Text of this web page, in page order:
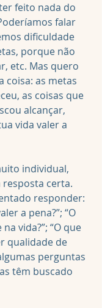
feito nada do
falar
dificuldade
porque não
etc. Mas quero
as metas
as coisas que
alcançar,
vida valer a
individual,
certa.
responder:
a pena?”; “O
vida?”; “O que
qualidade de
perguntas
têm buscado